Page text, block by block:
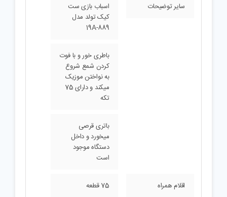
سایر توضیحات
اسباب بازی ست
کیک تولد مدل
19A-889
باطری خور و با فوت
کردن شمع شروع
به نواختن موزیک
میکند و دارای 75
تکه
باتری قرصی
میخورد و داخل
دستگاه موجود
است
اقلام همراه 75 قطعه